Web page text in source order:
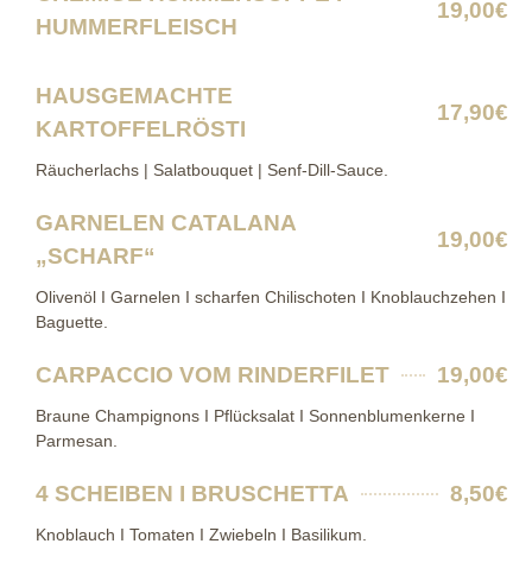
HUMMERFLEISCH
19,00€
HAUSGEMACHTE
KARTOFFELRÖSTI
17,90€
Räucherlachs | Salatbouquet | Senf-Dill-Sauce.
GARNELEN CATALANA
„SCHARF“
19,00€
Olivenöl I Garnelen I scharfen Chilischoten I Knoblauchzehen I
Baguette.
CARPACCIO VOM RINDERFILET 19,00€
Braune Champignons I Pflücksalat I Sonnenblumenkerne I
Parmesan.
4 SCHEIBEN I BRUSCHETTA 8,50€
Knoblauch I Tomaten I Zwiebeln I Basilikum.